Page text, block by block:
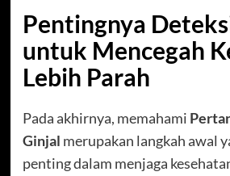
Pentingnya
untuk Mencegah
Lebih Parah
Pada akhirnya, memahami
Ginjal merupakan langkah awal
penting dalam menjaga